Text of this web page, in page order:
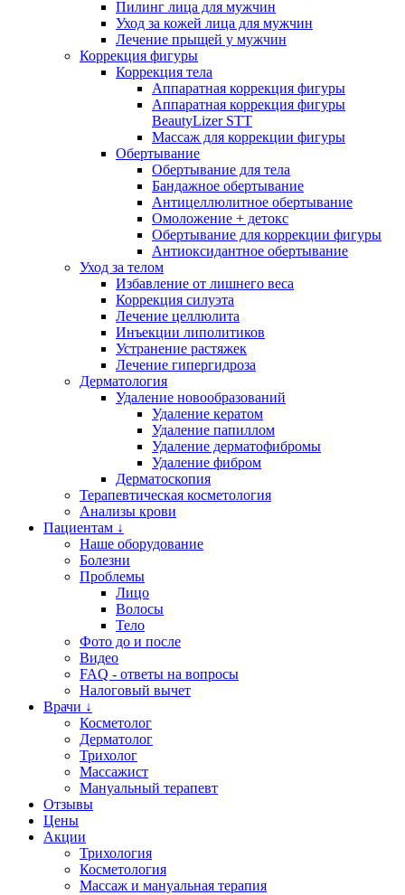
Пилинг лица для мужчин
Уход за кожей лица для мужчин
Лечение прыщей у мужчин
Коррекция фигуры
Коррекция тела
Аппаратная коррекция фигуры
Аппаратная коррекция фигуры
BeautyLizer STT
Массаж для коррекции фигуры
Обертывание
Обертывание для тела
Бандажное обертывание
Антицеллюлитное обертывание
Омоложение + детокс
Обертывание для коррекции фигуры
Антиоксидантное обертывание
Уход за телом
Избавление от лишнего веса
Коррекция силуэта
Лечение целлюлита
Инъекции липолитиков
Устранение растяжек
Лечение гипергидроза
Дерматология
Удаление новообразований
Удаление кератом
Удаление папиллом
Удаление дерматофибромы
Удаление фибром
Дерматоскопия
Терапевтическая косметология
Анализы крови
Пациентам ↓
Наше оборудование
Болезни
Проблемы
Лицо
Волосы
Тело
Фото до и после
Видео
FAQ - ответы на вопросы
Налоговый вычет
Врачи ↓
Косметолог
Дерматолог
Трихолог
Массажист
Мануальный терапевт
Отзывы
Цены
Акции
Трихология
Косметология
Массаж и мануальная терапия